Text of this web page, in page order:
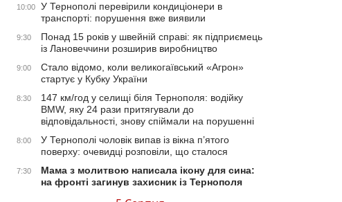
10:00
У Тернополі перевірили кондиціонери в
транспорті: порушення вже виявили
9:30
Понад 15 років у швейній справі: як підприємець
із Лановеччини розширив виробництво
9:00
Стало відомо, коли великогаївський «Агрон»
стартує у Кубку України
8:30
147 км/год у селищі біля Тернополя: водійку
BMW, яку 24 рази притягували до
відповідальності, знову спіймали на порушенні
8:00
У Тернополі чоловік випав із вікна п’ятого
поверху: очевидці розповіли, що сталося
7:30
Мама з молитвою написала ікону для сина:
на фронті загинув захисник із Тернополя